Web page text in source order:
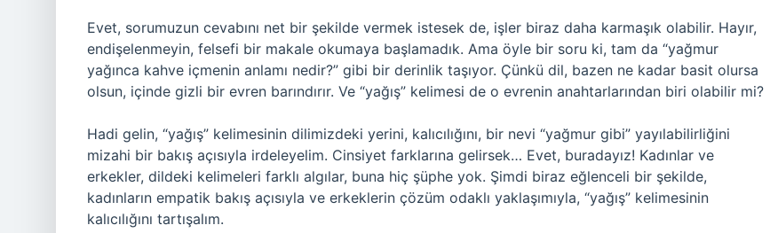
Evet, sorumuzun cevabını net bir şekilde vermek istesek de, işler biraz daha karmaşık olabilir. Hayır,
endişelenmeyin, felsefi bir makale okumaya başlamadık. Ama öyle bir soru ki, tam da “yağmur
yağınca kahve içmenin anlamı nedir?” gibi bir derinlik taşıyor. Çünkü dil, bazen ne kadar basit olursa
olsun, içinde gizli bir evren barındırır. Ve “yağış” kelimesi de o evrenin anahtarlarından biri olabilir mi?
Hadi gelin, “yağış” kelimesinin dilimizdeki yerini, kalıcılığını, bir nevi “yağmur gibi” yayılabilirliğini
mizahi bir bakış açısıyla irdeleyelim. Cinsiyet farklarına gelirsek… Evet, buradayız! Kadınlar ve
erkekler, dildeki kelimeleri farklı algılar, buna hiç şüphe yok. Şimdi biraz eğlenceli bir şekilde,
kadınların empatik bakış açısıyla ve erkeklerin çözüm odaklı yaklaşımıyla, “yağış” kelimesinin
kalıcılığını tartışalım.